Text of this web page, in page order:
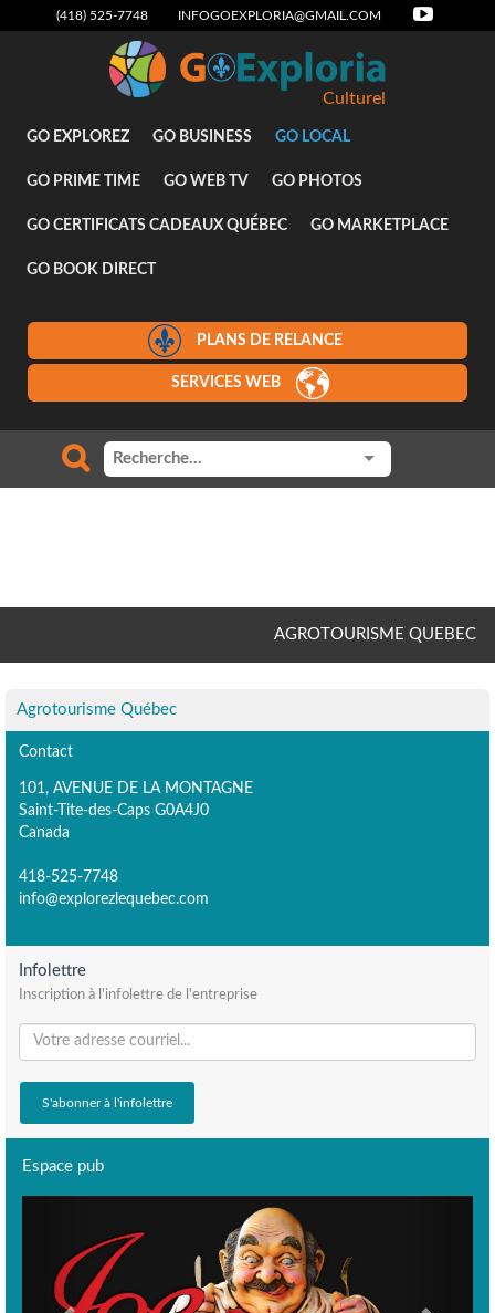
(418) 525-7748 INFOGOEXPLORIA@GMAIL.COM
Culturel
GO EXPLOREZ GO BUSINESS GO LOCAL
GO PRIME TIME GO WEB TV GO PHOTOS
GO CERTIFICATS CADEAUX QUÉBEC GO MARKETPLACE
GO BOOK DIRECT
PLANS DE RELANCE
SERVICES WEB
AGROTOURISME QUEBEC
Agrotourisme Québec
Contact
101, AVENUE DE LA MONTAGNE
Saint-Tite-des-Caps G0A4J0
Canada
418-525-7748
info@explorezlequebec.com
Infolettre
Inscription à l'infolettre de l'entreprise
Espace pub